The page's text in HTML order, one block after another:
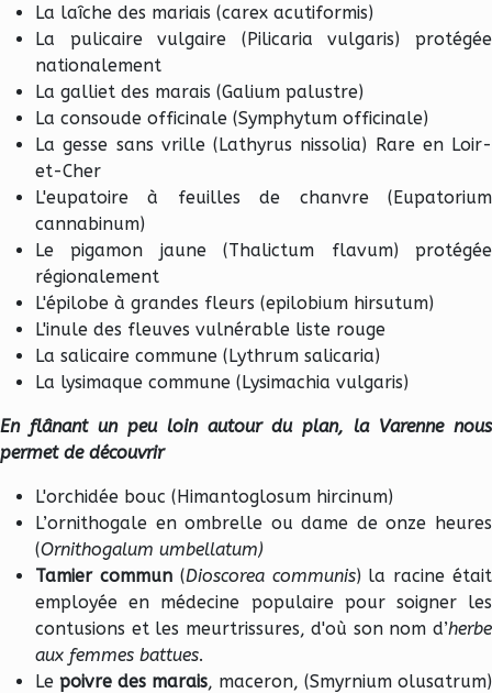
La laîche des mariais (carex acutiformis)
La pulicaire vulgaire (Pilicaria vulgaris) protégée
nationalement
La galliet des marais (Galium palustre)
La consoude officinale (Symphytum officinale)
La gesse sans vrille (Lathyrus nissolia) Rare en Loir-
et-Cher
L'eupatoire à feuilles de chanvre (Eupatorium
cannabinum)
Le pigamon jaune (Thalictum flavum) protégée
régionalement
L'épilobe à grandes fleurs (epilobium hirsutum)
L'inule des fleuves vulnérable liste rouge
La salicaire commune (Lythrum salicaria)
La lysimaque commune (Lysimachia vulgaris)
En flânant un peu loin autour du plan, la Varenne nous
permet de découvrir
L'orchidée bouc (Himantoglosum hircinum)
L’ornithogale en ombrelle ou dame de onze heures
(Ornithogalum umbellatum)
Tamier commun(Dioscorea communis) la racine était
employée en médecine populaire pour soigner les
contusions et les meurtrissures, d'où son nom d’herbe
aux femmes battues.
Le poivre des marais, maceron, (Smyrnium olusatrum)